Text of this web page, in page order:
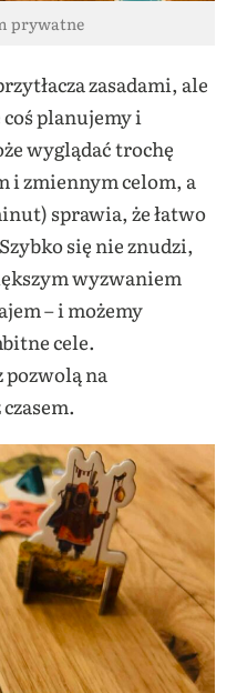
prywatne
zasadami, ale
planujemy i
wyglądać trochę
i zmiennym celom, a
sprawia, że łatwo
się nie znudzi,
wyzwaniem
– i możemy
cele.
na